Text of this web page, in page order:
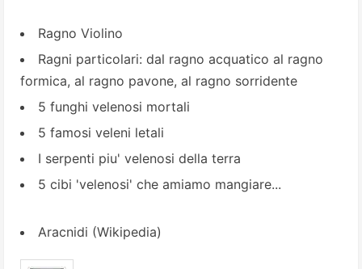
Ragno Violino
Ragni particolari: dal ragno acquatico al ragno
formica, al ragno pavone, al ragno sorridente
5 funghi velenosi mortali
5 famosi veleni letali
I serpenti piu' velenosi della terra
5 cibi 'velenosi' che amiamo mangiare...
Aracnidi (Wikipedia)